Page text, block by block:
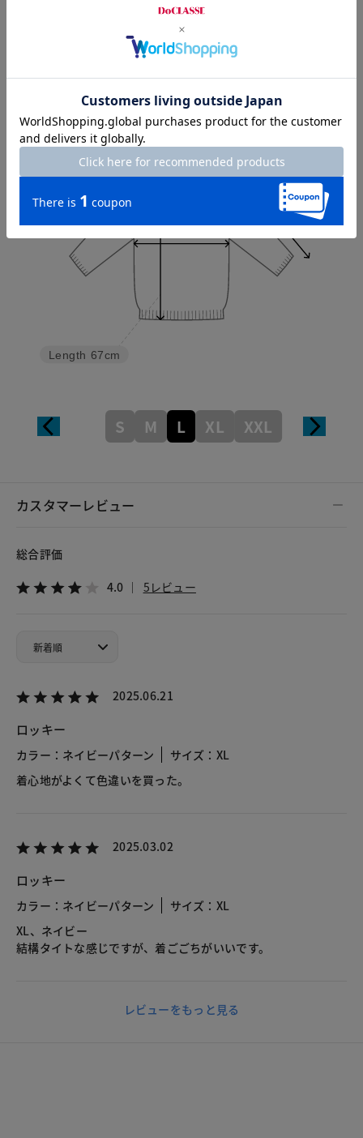
Check the recommended size
Try this item on
Length 67cm
S M L XL XXL
カスタマーレビュー
総合評価
4.0 5レビュー
2025.06.21
ロッキー
カラー：ネイビーパターン
サイズ：XL
着心地がよくて色違いを買った。
2025.03.02
ロッキー
カラー：ネイビーパターン
サイズ：XL
XL、ネイビー
結構タイトな感じですが、着ごごちがいいです。
レビューをもっと見る